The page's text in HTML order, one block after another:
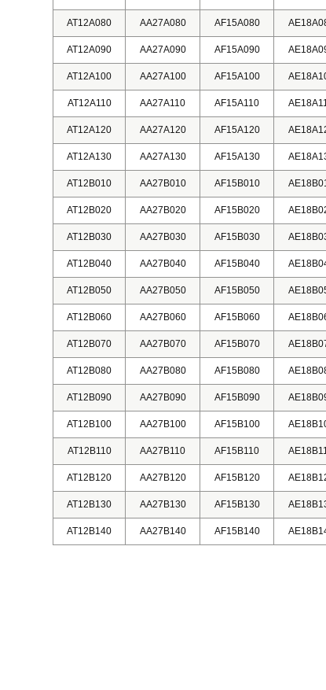
AT12A080 AA27A080 AF15A080
AT12A090 AA27A090 AF15A090
AT12A100 AA27A100 AF15A100
AT12A110 AA27A110 AF15A110
AT12A120 AA27A120 AF15A120
AT12A130 AA27A130 AF15A130
AT12B010 AA27B010 AF15B010
AT12B020 AA27B020 AF15B020
AT12B030 AA27B030 AF15B030
AT12B040 AA27B040 AF15B040
AT12B050 AA27B050 AF15B050
AT12B060 AA27B060 AF15B060
AT12B070 AA27B070 AF15B070
AT12B080 AA27B080 AF15B080
AT12B090 AA27B090 AF15B090
AT12B100 AA27B100 AF15B100
AT12B110 AA27B110 AF15B110
AT12B120 AA27B120 AF15B120
AT12B130 AA27B130 AF15B130
AT12B140 AA27B140 AF15B140